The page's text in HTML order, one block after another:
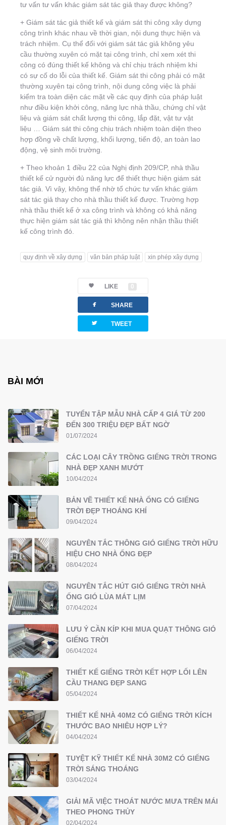
tư vấn tư vấn khác giám sát tác giả thay được không?
+ Giám sát tác giả thiết kế và giám sát thi công xây dựng
công trình khác nhau về thời gian, nội dung thực hiện và
trách nhiệm. Cụ thể đối với giám sát tác giả không yêu
cầu thường xuyên có mặt tại công trình, chỉ xem xét thi
công có đúng thiết kế không và chỉ chịu trách nhiệm khi
có sự cố do lỗi của thiết kế. Giám sát thi công phải có mặt
thường xuyên tại công trình, nội dung công việc là phải
kiểm tra toàn diện các mặt về các quy định của pháp luật
như điều kiện khởi công, năng lực nhà thầu, chứng chỉ vật
liệu và giám sát chất lượng thi công, lắp đặt, vật tư vật
liệu … Giám sát thi công chịu trách nhiệm toàn diện theo
hợp đồng về chất lượng, khối lượng, tiến độ, an toàn lao
động, vệ sinh môi trường.
+ Theo khoản 1 điều 22 của Nghị định 209/CP, nhà thầu
thiết kế cử người đủ năng lực để thiết thực hiện giám sát
tác giả. Vì vây, không thể nhờ tổ chức tư vấn khác giám
sát tác giả thay cho nhà thầu thiết kế được. Trường hợp
nhà thầu thiết kế ở xa công trình và không có khả năng
thực hiện giám sát tác giả thì không nên nhận thầu thiết
kế công trình đó.
quy định về xây dựng văn bản pháp luật xin phép xây dựng
LIKE 0
facebook SHARE
twitterbird TWEET
BÀI MỚI
TUYỂN TẬP MẪU NHÀ CẤP 4 GIÁ TỪ 200
ĐẾN 300 TRIỆU ĐẸP BẤT NGỜ
01/07/2024
CÁC LOẠI CÂY TRỒNG GIẾNG TRỜI TRONG
NHÀ ĐẸP XANH MƯỚT
10/04/2024
BẢN VẼ THIẾT KẾ NHÀ ỐNG CÓ GIẾNG
TRỜI ĐẸP THOÁNG KHÍ
09/04/2024
NGUYÊN TẮC THÔNG GIÓ GIẾNG TRỜI HỮU
HIỆU CHO NHÀ ỐNG ĐẸP
08/04/2024
NGUYÊN TẮC HÚT GIÓ GIẾNG TRỜI NHÀ
ỐNG GIÓ LÙA MÁT LỊM
07/04/2024
LƯU Ý CẦN KÍP KHI MUA QUẠT THÔNG GIÓ
GIẾNG TRỜI
06/04/2024
THIẾT KẾ GIẾNG TRỜI KẾT HỢP LỐI LÊN
CẦU THANG ĐẸP SANG
05/04/2024
THIẾT KẾ NHÀ 40M2 CÓ GIẾNG TRỜI KÍCH
THƯỚC BAO NHIÊU HỢP LÝ?
04/04/2024
TUYỆT KỸ THIẾT KẾ NHÀ 30M2 CÓ GIẾNG
TRỜI SÁNG THOÁNG
03/04/2024
GIẢI MÃ VIỆC THOÁT NƯỚC MƯA TRÊN MÁI
THEO PHONG THỦY
02/04/2024